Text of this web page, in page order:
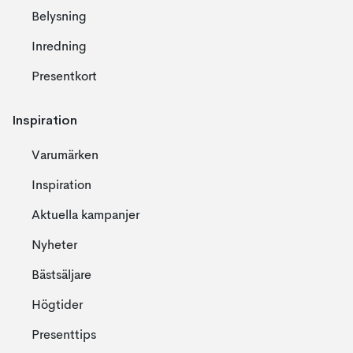
Belysning
Inredning
Presentkort
Inspiration
Varumärken
Inspiration
Aktuella kampanjer
Nyheter
Bästsäljare
Högtider
Presenttips